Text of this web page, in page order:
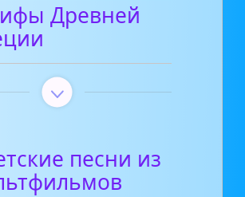
Древней
песни из